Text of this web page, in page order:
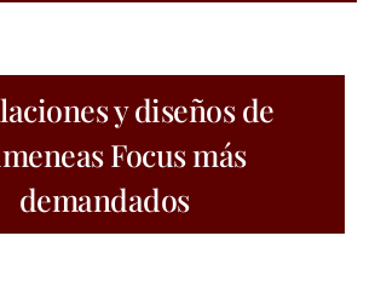
y diseños de
Focus más
demandados